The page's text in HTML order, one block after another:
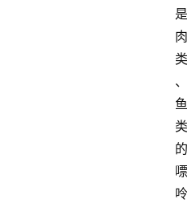
是
肉
类
、
鱼
类
的
嘌
呤